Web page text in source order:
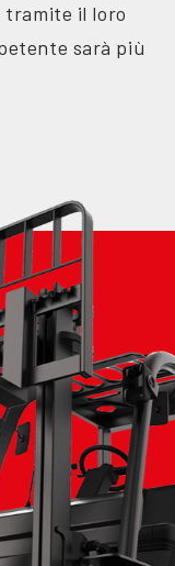
il loro
sarà più